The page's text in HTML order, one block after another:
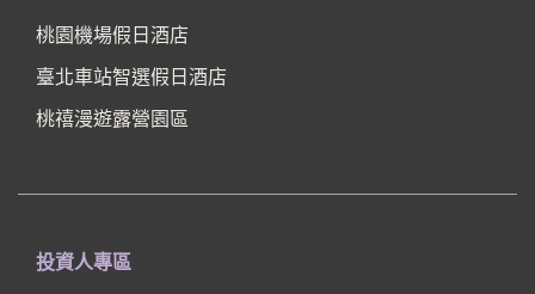
桃園機場假日酒店
臺北車站智選假日酒店
桃禧漫遊露營園區
投資人專區